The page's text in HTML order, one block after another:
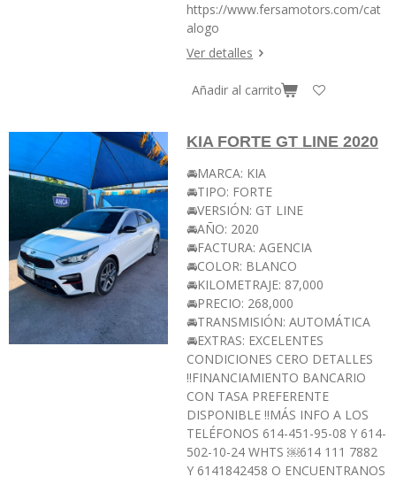
https://www.fersamotors.com/cat
alogo
Ver detalles
Añadir al carrito
KIA FORTE GT LINE 2020
🚘MARCA: KIA
🚘TIPO: FORTE
🚘VERSIÓN: GT LINE
🚘AÑO: 2020
🚘FACTURA: AGENCIA
🚘COLOR: BLANCO
🚘KILOMETRAJE: 87,000
🚘PRECIO: 268,000
🚘TRANSMISIÓN: AUTOMÁTICA
🚘EXTRAS: EXCELENTES
CONDICIONES CERO DETALLES
‼️FINANCIAMIENTO BANCARIO
CON TASA PREFERENTE
DISPONIBLE ‼️MÁS INFO A LOS
TELÉFONOS 614-451-95-08 Y 614-
502-10-24 WHTS ￼⁨614 111 7882⁩
Y 6141842458 O ENCUENTRANOS